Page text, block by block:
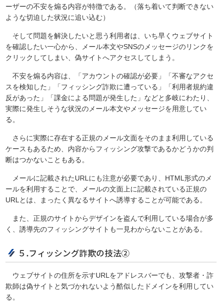
ーザーの不安を煽る内容が特徴である。（落ち着いて判断できない
ような切迫した状況に追い込む）
そして問題を解決したいと思う利用者は、いち早くウェブサイト
を確認したい一心から、メール本文やSNSのメッセージのリンクを
クリックしてしまい、偽サイトへアクセスしてしまう。
不安を煽る内容は、「アカウントの確認が必要」「不審なアクセ
スを検知した」「フィッシング詐欺に遭っている」「利用者規約違
反があった」「課金による問題が発生した」などと多岐にわたり、
実際に発生しそうな状況のメール本文やメッセージを用意してい
る。
さらに実際に存在する正規のメール文面をそのまま利用している
ケースもあるため、内容からフィッシング攻撃であるかどうかの判
断はつかないこともある。
メールに記載されたURLにも注意が必要であり、HTML形式のメ
ールを利用することで、メールの文面上に記載されている正規の
URLとは、まったく異なるサイトへ誘導することが可能である。
また、正規のサイトからデザインを盗んで利用している場合が多
く、誘導先のフィッシングサイトも一見わからないことがある。
５.フィッシング詐欺の技法②
ウェブサイトの住所を示すURLをアドレスバーでも、攻撃者・詐
欺師は偽サイトと気づかれないよう酷似したドメインを利用してい
る。